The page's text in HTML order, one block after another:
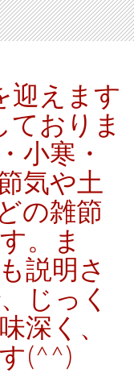
迎えます
ておりま
小寒・
気や土
の雑節
。ま
説明さ
じっく
深く、
(^^)